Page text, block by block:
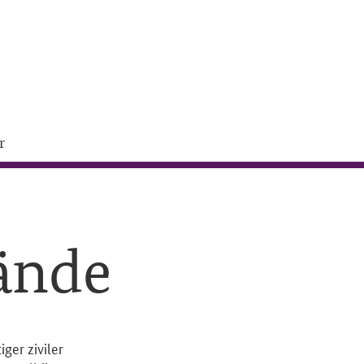
ziviler